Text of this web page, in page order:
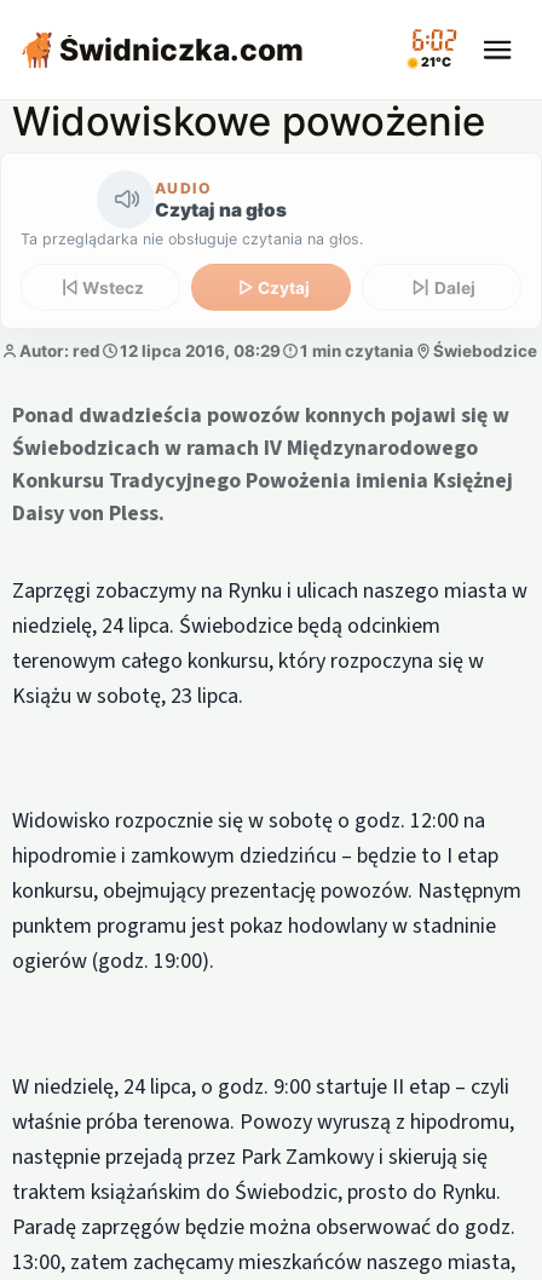
Świdniczka.com 06:02
21°C
Widowiskowe powożenie
AUDIO
Czytaj na głos
Ta przeglądarka nie obsługuje czytania na głos.
Wstecz Czytaj Dalej
Autor: red 12 lipca 2016, 08:29 1 min czytania Świebodzice
Ponad dwadzieścia powozów konnych pojawi się w
Świebodzicach w ramach IV Międzynarodowego
Konkursu Tradycyjnego Powożenia imienia Księżnej
Daisy von Pless.
Zaprzęgi zobaczymy na Rynku i ulicach naszego miasta w
niedzielę, 24 lipca. Świebodzice będą odcinkiem
terenowym całego konkursu, który rozpoczyna się w
Książu w sobotę, 23 lipca.
Widowisko rozpocznie się w sobotę o godz. 12:00 na
hipodromie i zamkowym dziedzińcu – będzie to I etap
konkursu, obejmujący prezentację powozów. Następnym
punktem programu jest pokaz hodowlany w stadninie
ogierów (godz. 19:00).
W niedzielę, 24 lipca, o godz. 9:00 startuje II etap – czyli
właśnie próba terenowa. Powozy wyruszą z hipodromu,
następnie przejadą przez Park Zamkowy i skierują się
traktem książańskim do Świebodzic, prosto do Rynku.
Paradę zaprzęgów będzie można obserwować do godz.
13:00, zatem zachęcamy mieszkańców naszego miasta,